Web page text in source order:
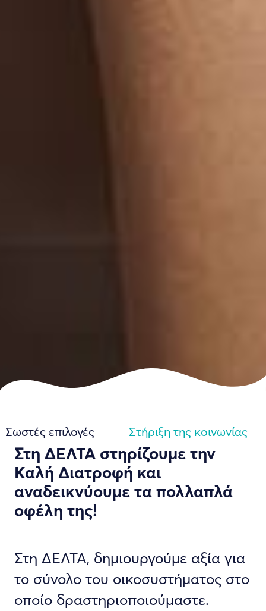
Σωστές επιλογές Στήριξη της κοινωνίας
Στη ΔΕΛΤΑ στηρίζουμε την
Καλή Διατροφή και
αναδεικνύουμε τα πολλαπλά
οφέλη της!
Στη ΔΕΛΤΑ, δημιουργούμε αξία για
το σύνολο του οικοσυστήματος στο
οποίο δραστηριοποιούμαστε.